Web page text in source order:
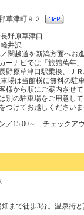
草津町９２
野原草津口
井沢
関越道を新潟方面へお
ーナビでは「旅館萬年
野原草津口駅乗換、Ｊ
場は当館横に無料の駐
様から順にご案内させて
別の駐車場をご用意し
つけてお越しくださいま
／15:00～ チェックア
まで徒歩3分。温泉街ど